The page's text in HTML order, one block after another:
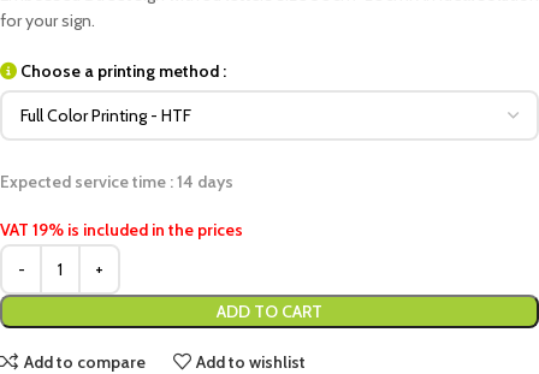
for your sign.
Choose a printing method :
Expected service time : 14 days
VAT 19% is included in the prices
ADD TO CART
Add to compare Add to wishlist